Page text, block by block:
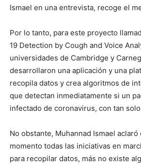
Ismael en una entrevista, recoge el
Por lo tanto, para este proyecto
19 Detection by Cough and Voice
universidades de Cambridge y
desarrollaron una aplicación y una
recopila datos y crea algoritmos de
que detectan inmediatamente si un
infectado de coronavirus, con tan
No obstante, Muhannad Ismael aclaró
momento todas las iniciativas en
para recopilar datos, más no existe